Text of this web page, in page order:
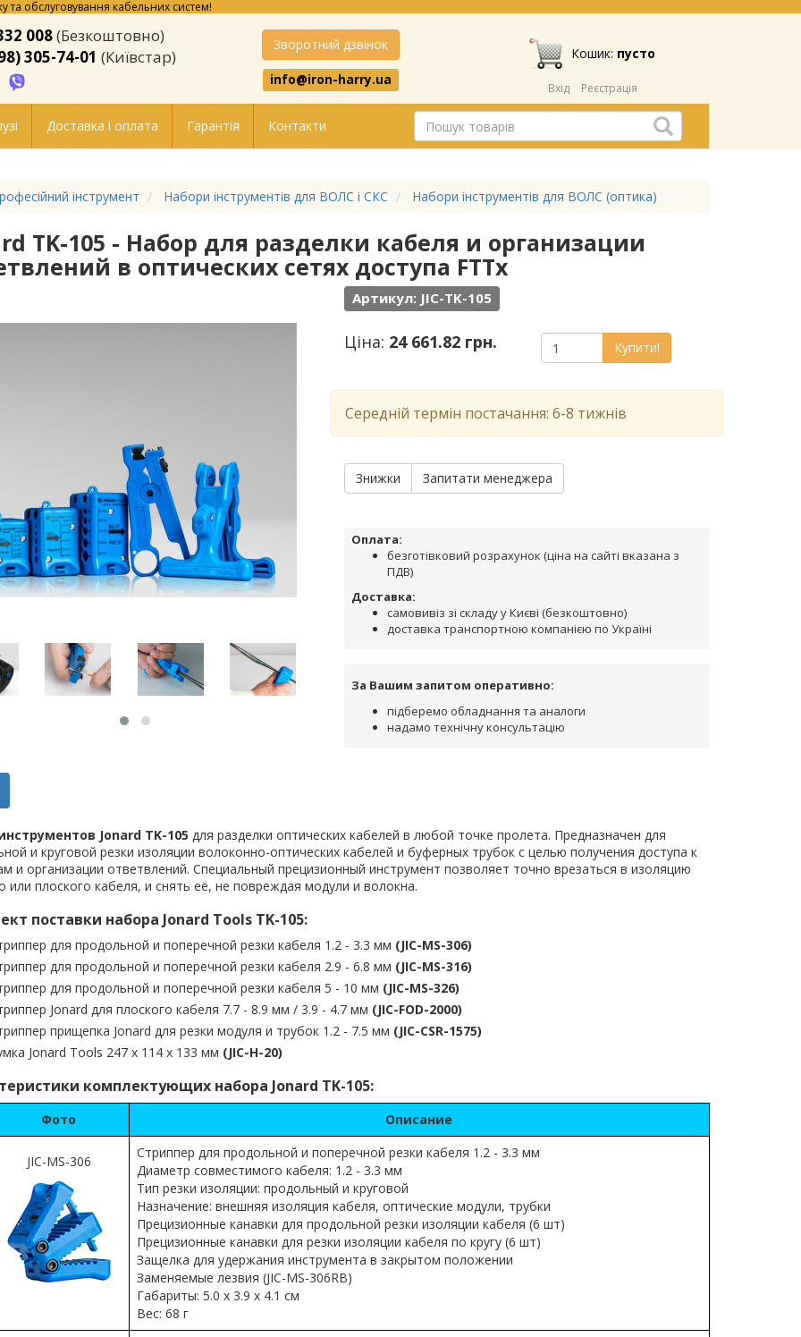
та обслуговування кабельних систем!
008(Безкоштовно)
305-74-01 (Київстар)
Зворотний дзвінок
info@iron-harry.ua
Кошик: пусто
Вхід Реєстрація
Доставка і оплата Гарантія Контакти
інструмент Набори інструментів для ВОЛС і СКС Набори інструментів для ВОЛС (оптика)
TK-105 - Набор для разделки кабеля и организации
в оптических сетях доступа FTTx
Артикул: JIC-TK-105
Ціна: 24 661.82 грн. Купити!
Середній термін постачання: 6-8 тижнів
Знижки Запитати менеджера
Оплата:
безготівковий розрахунок (ціна на сайті вказана з
ПДВ)
Доставка:
самовивіз зі складу у Києві (безкоштовно)
доставка транспортною компанією по Україні
За Вашим запитом оперативно:
підберемо обладнання та аналоги
надамо технічну консультацію
Jonard TK-105 для разделки оптических кабелей в любой точке пролета. Предназначен для
и круговой резки изоляции волоконно-оптических кабелей и буферных трубок с целью получения доступа к
и организации ответвлений. Специальный прецизионный инструмент позволяет точно врезаться в изоляцию
или плоского кабеля, и снять её, не повреждая модули и волокна.
поставки набора Jonard Tools TK-105:
для продольной и поперечной резки кабеля 1.2 - 3.3 мм (JIC-MS-306)
для продольной и поперечной резки кабеля 2.9 - 6.8 мм (JIC-MS-316)
для продольной и поперечной резки кабеля 5 - 10 мм (JIC-MS-326)
Jonard для плоского кабеля 7.7 - 8.9 мм / 3.9 - 4.7 мм (JIC-FOD-2000)
прищепка Jonard для резки модуля и трубок 1.2 - 7.5 мм (JIC-CSR-1575)
Jonard Tools 247 x 114 x 133 мм (JIC-H-20)
комплектующих набора Jonard TK-105:
Фото Описание
JIC-MS-306
Стриппер для продольной и поперечной резки кабеля 1.2 - 3.3 мм
Диаметр совместимого кабеля: 1.2 - 3.3 мм
Тип резки изоляции: продольный и круговой
Назначение: внешняя изоляция кабеля, оптические модули, трубки
Прецизионные канавки для продольной резки изоляции кабеля (6 шт)
Прецизионные канавки для резки изоляции кабеля по кругу (6 шт)
Защелка для удержания инструмента в закрытом положении
Заменяемые лезвия (JIC-MS-306RB)
Габариты: 5.0 x 3.9 x 4.1 см
Вес: 68 г